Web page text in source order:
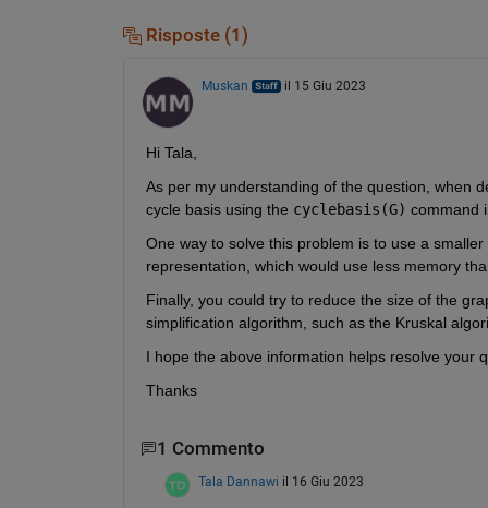
Risposte (1)
Muskan il 15 Giu 2023
Hi Tala,
As per my understanding of the question, when
cycle basis using the cyclebasis(G) command
One way to solve this problem is to use a
representation, which would use less memory
Finally, you could try to reduce the size of the
simplification algorithm, such as the Kruskal
I hope the above information helps resolve your
Thanks
1 Commento
Tala Dannawi il 16 Giu 2023